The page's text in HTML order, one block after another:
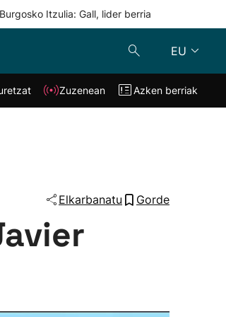
Burgosko Itzulia: Gall, lider berria
EU
Klisk Zuzenean
Zuzenean Azken berriak
Elkarbanatu Gorde